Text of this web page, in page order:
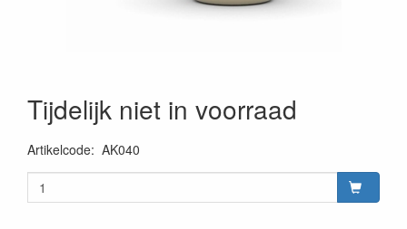
Tijdelijk niet in voorraad
Artikelcode: AK040